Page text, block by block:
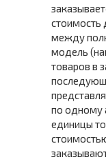
стоимость
между
модель
товаров в
по одному
единицы